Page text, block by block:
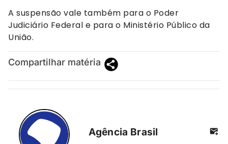
A suspensão vale também para o Poder
Judiciário Federal e para o Ministério Público da
União.
Compartilhar matéria
Agência Brasil